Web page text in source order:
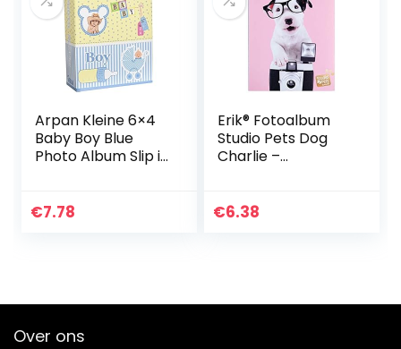
Arpan Kleine 6×4
Baby Boy Blue
Photo Album Slip in
foto’s – Ideaal
€7.78
Erik® Fotoalbum
Studio Pets Dog
Charlie –
€6.38
Over ons